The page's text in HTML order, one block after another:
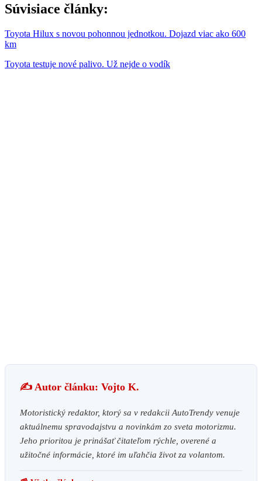
Súvisiace články:
Toyota Hilux s novou pohonnou jednotkou. Dojazd viac ako 600
km
Toyota testuje nové palivo. Už nejde o vodík
✍️ Autor článku: Vojto K.
Motoristický redaktor, ktorý sa v redakcii AutoTrendy venuje
aktuálnemu spravodajstvu a novinkám zo sveta motorizmu.
Jeho prioritou je prinášať čitateľom rýchle, overené a
užitočné informácie, ktoré im uľahčia život za volantom.